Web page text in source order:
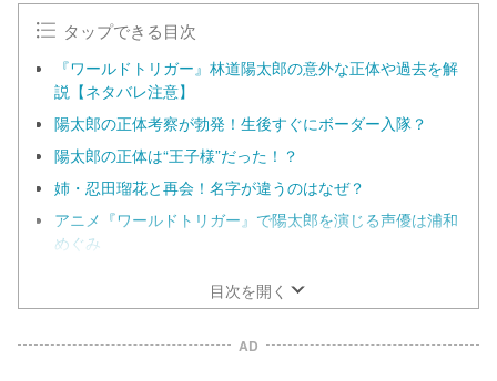
タップできる目次
『ワールドトリガー』林道陽太郎の意外な正体や過去を解
説【ネタバレ注意】
陽太郎の正体考察が勃発！生後すぐにボーダー入隊？
陽太郎の正体は“王子様”だった！？
姉・忍田瑠花と再会！名字が違うのはなぜ？
アニメ『ワールドトリガー』で陽太郎を演じる声優は浦和
めぐみ
目次を開く
AD